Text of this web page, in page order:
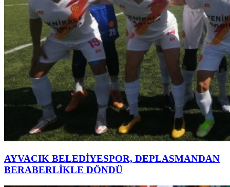
AYVACIK BELEDİYESPOR, DEPLASMANDAN
BERABERLİKLE DÖNDÜ